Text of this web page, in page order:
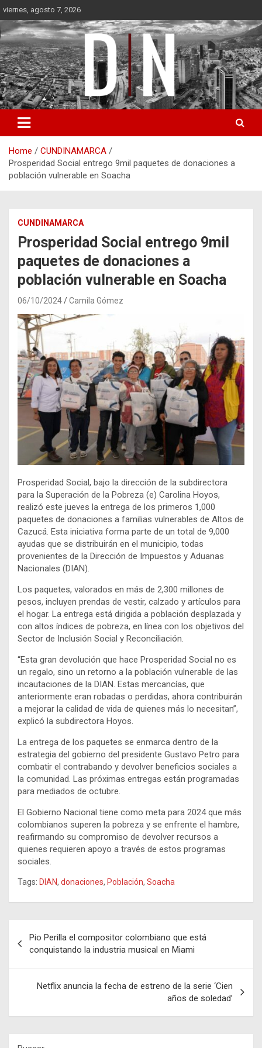
Skip
to
content
viernes, agosto 7, 2026
Diámetro Noticias
Home
CUNDINAMARCA
Prosperidad Social entrego 9mil paquetes de donaciones a
población vulnerable en Soacha
CUNDINAMARCA
Prosperidad Social entrego 9mil
paquetes de donaciones a
población vulnerable en Soacha
06/10/2024 Camila Gómez
Prosperidad Social, bajo la dirección de la subdirectora
para la Superación de la Pobreza (e) Carolina Hoyos,
realizó este jueves la entrega de los primeros 1,000
paquetes de donaciones a familias vulnerables de Altos de
Cazucá. Esta iniciativa forma parte de un total de 9,000
ayudas que se distribuirán en el municipio, todas
provenientes de la Dirección de Impuestos y Aduanas
Nacionales (DIAN).
Los paquetes, valorados en más de 2,300 millones de
pesos, incluyen prendas de vestir, calzado y artículos para
el hogar. La entrega está dirigida a población desplazada y
con altos índices de pobreza, en línea con los objetivos del
Sector de Inclusión Social y Reconciliación.
“Esta gran devolución que hace Prosperidad Social no es
un regalo, sino un retorno a la población vulnerable de las
incautaciones de la DIAN. Estas mercancías, que
anteriormente eran robadas o perdidas, ahora contribuirán
a mejorar la calidad de vida de quienes más lo necesitan”,
explicó la subdirectora Hoyos.
La entrega de los paquetes se enmarca dentro de la
estrategia del gobierno del presidente Gustavo Petro para
combatir el contrabando y devolver beneficios sociales a
la comunidad. Las próximas entregas están programadas
para mediados de octubre.
El Gobierno Nacional tiene como meta para 2024 que más
colombianos superen la pobreza y se enfrente el hambre,
reafirmando su compromiso de devolver recursos a
quienes requieren apoyo a través de estos programas
sociales.
Tags: DIAN, donaciones, Población, Soacha
de
entradas
Pio Perilla el compositor colombiano que está
conquistando la industria musical en Miami
Netflix anuncia la fecha de estreno de la serie ‘Cien
años de soledad’